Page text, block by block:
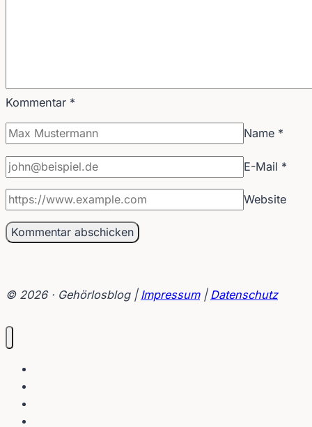
Kommentar *
Name *
E-Mail *
Website
© 2026 · Gehörlosblog | Impressum| Datenschutz